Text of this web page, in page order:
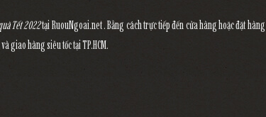
Tết 2022tại RuouNgoai.net . Bằng cách trực tiếp đến cửa hàng hoặc đặt hàng
giao hàng siêu tốc tại TP.HCM.